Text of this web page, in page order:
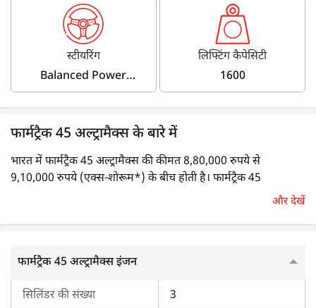
स्टीयरिंग
Balanced Power
Steering
लिफ्टिंग कैपेसिटी
1600
फार्मट्रैक 45 अल्ट्रामैक्स के बारे में
भारत में फार्मट्रैक 45 अल्ट्रामैक्स की कीमत 8,80,000 रुपये से
9,10,000 रुपये (एक्स-शोरूम*) के बीच होती है। फार्मट्रैक 45
फार्मट्रैक 45 अल्ट्रामैक्स, 2000 आरपीएम पर 48 एचपी का पॉवर जनरेट
करता है। यह 3-सिलेंडर इंजन एवं लिक्विड कूलिंग सिस्टम से लैस होता है।
और देखें
फार्मट्रैक 45 अल्ट्रामैक्स इंजन
सिलिंडर की संख्या 3